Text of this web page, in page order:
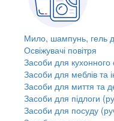
Мило, шампунь, гель
Освіжувачі повітря
Засоби для
Засоби для меблів та
Засоби для миття та
Засоби для підлоги
Засоби для посуду